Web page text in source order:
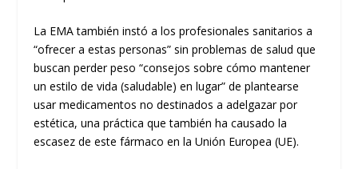
La EMA también instó a los profesionales sanitarios a
“ofrecer a estas personas” sin problemas de salud que
buscan perder peso “consejos sobre cómo mantener
un estilo de vida (saludable) en lugar” de plantearse
usar medicamentos no destinados a adelgazar por
estética, una práctica que también ha causado la
escasez de este fármaco en la Unión Europea (UE).